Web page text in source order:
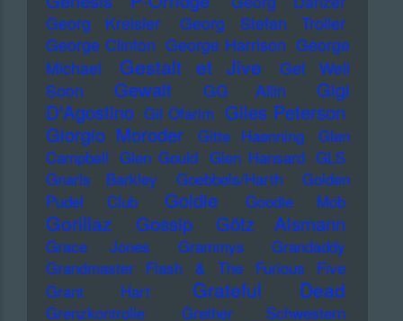
Georg Kreisler
Georg Stefan Troller
George Clinton George Harrison George
Michael
Gestalt et Jive
Get Well
Soon
Gewalt GG Allin
Gigi
D'Agostino Gil Ofarim Giles Peterson
Giorgio Moroder
Gitte Haenning
Glen
Campbell Glen Gould Glen Hansard GLS
Gnarls Barkley
Goebbels/Harth
Golden
Pudel Club
Goldie Goodie Mob
Gorillaz Gossip Götz Alsmann
Grace Jones Grammys
Grandaddy
Grandmaster Flash & The Furious Five
Grant Hart
Grateful Dead
Grenzkontrolle Grether Schwestern